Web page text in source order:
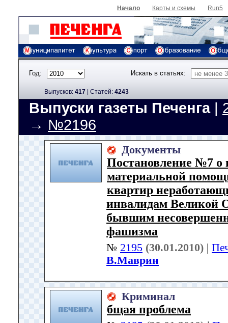
Начало Карты и схемы Run5
Год: Искать в статьях:
Выпусков: 417 | Cтатей: 4243
Выпуски газеты Печенга|
→ №2196
Документы
Постановление №7 о
материальной
квартир
инвалидам Великой
бывшим
фашизма
№ 2195 (30.01.2010) |
В.Маврин
Криминал
бщая проблема